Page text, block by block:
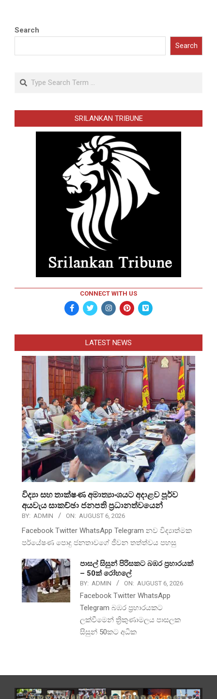
Search
Search
Search
SRILANKAN TRIBUNE
CONNECT WITH US
LATEST NEWS
විද්‍යා සහ තාක්ෂණ අමාත්‍යාංශයට අදාළව පූර්ව
අයවැය සාකච්ඡා ජනපති ප්‍රධානත්වයෙන්
BY: ADMIN ON: AUGUST 6, 2026
Facebook Twitter WhatsApp Telegram නව විද්‍යාත්මක
පර්යේෂණ පොදු ජනතාවගේ ජීවන තත්ත්වය පහසු
පාසල් සිසුන් පිරිසකට බඹර ප්‍රහාරයක්
– 50ක් රෝහලේ
BY: ADMIN ON: AUGUST 6, 2026
Facebook Twitter WhatsApp
Telegram බඹර ප්‍රහාරයකට
ලක්වීමෙන් ත්‍රිකුණාමලය පාසලක
සිසුන් 50කට අධික